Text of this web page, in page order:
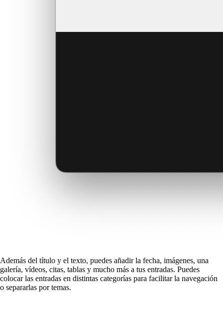
Además del título y el texto, puedes añadir la fecha, imágenes, una
galería, vídeos, citas, tablas y mucho más a tus entradas. Puedes
colocar las entradas en distintas categorías para facilitar la navegación
o separarlas por temas.